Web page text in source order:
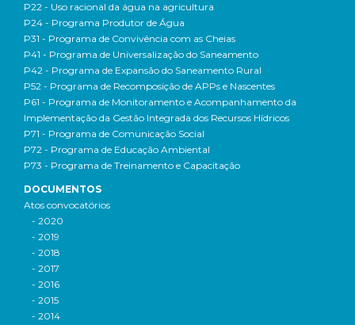
P22 - Uso racional da água na agricultura
P24 - Programa Produtor de Água
P31 - Programa de Convivência com as Cheias
P41 - Programa de Universalização do Saneamento
P42 - Programa de Expansão do Saneamento Rural
P52 - Programa de Recomposição de APPs e Nascentes
P61 - Programa de Monitoramento e Acompanhamento da
Implementação da Gestão Integrada dos Recursos Hídricos
P71 - Programa de Comunicação Social
P72 - Programa de Educação Ambiental
P73 - Programa de Treinamento e Capacitação
DOCUMENTOS
Atos convocatórios
- 2020
- 2019
- 2018
- 2017
- 2016
- 2015
- 2014